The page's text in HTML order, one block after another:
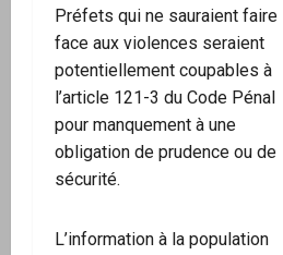
Préfets qui ne sauraient faire
face aux violences seraient
potentiellement coupables à
l’article 121-3 du Code Pénal
pour manquement à une
obligation de prudence ou de
sécurité.
L’information à la population